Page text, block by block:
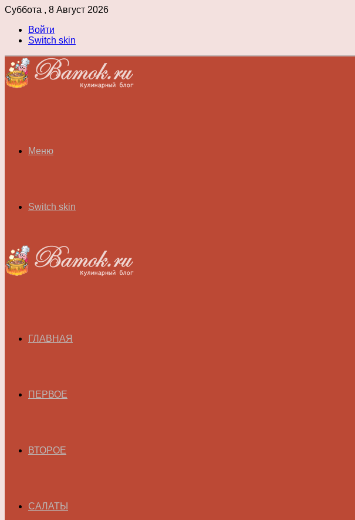
Суббота , 8 Август 2026
Войти
Switch skin
Меню
Switch skin
ГЛАВНАЯ
ПЕРВОЕ
ВТОРОЕ
САЛАТЫ